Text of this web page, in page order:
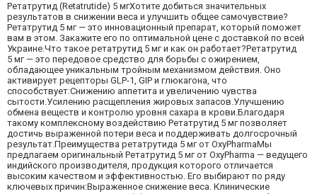
Ретатрутид (Retatrutide) 5 мгХотите добиться значительных
результатов в снижении веса и улучшить общее самочувствие?
Ретатрутид 5 мг — это инновационный препарат, который поможет
вам в этом. Закажите его по оптимальной цене с доставкой по всей
Украине.Что такое ретатрутид 5 мг и как он работает?Ретатрутид
5 мг — это передовое средство для борьбы с ожирением,
обладающее уникальным тройным механизмом действия. Оно
активирует рецепторы GLP-1, GIP и глюкагона, что
способствует:Снижению аппетита и увеличению чувства
сытости.Усилению расщепления жировых запасов.Улучшению
обмена веществ и контролю уровня сахара в крови.Благодаря
такому комплексному воздействию Ретатрутид 5 мг позволяет
достичь выраженной потери веса и поддерживать долгосрочный
результат.Преимущества ретатрутида 5 мг от OxyPharmaМы
предлагаем оригинальный Ретатрутид 5 мг от OxyPharma — ведущего
индийского производителя, продукция которого отличается
высоким качеством и эффективностью. Его выбирают по ряду
ключевых причин:Выраженное снижение веса. Клинические